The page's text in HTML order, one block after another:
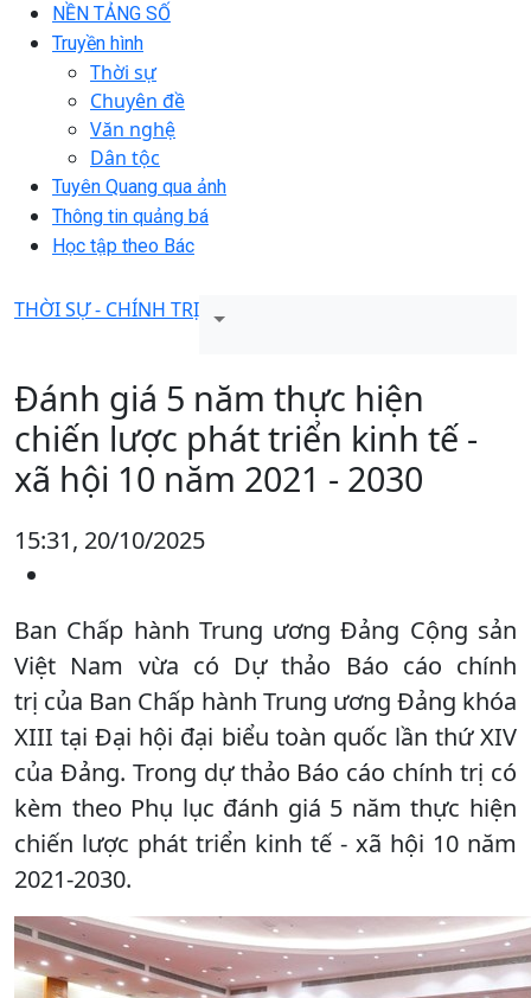
NỀN TẢNG SỐ
Truyền hình
Thời sự
Chuyên đề
Văn nghệ
Dân tộc
Tuyên Quang qua ảnh
Thông tin quảng bá
Học tập theo Bác
THỜI SỰ - CHÍNH TRỊ
Đánh giá 5 năm thực hiện
chiến lược phát triển kinh tế -
xã hội 10 năm 2021 - 2030
15:31, 20/10/2025
Ban Chấp hành Trung ương Đảng Cộng sản
Việt Nam vừa có Dự thảo Báo cáo chính
trị của Ban Chấp hành Trung ương Đảng khóa
XIII tại Đại hội đại biểu toàn quốc lần thứ XIV
của Đảng. Trong dự thảo Báo cáo chính trị có
kèm theo Phụ lục đánh giá 5 năm thực hiện
chiến lược phát triển kinh tế - xã hội 10 năm
2021-2030.